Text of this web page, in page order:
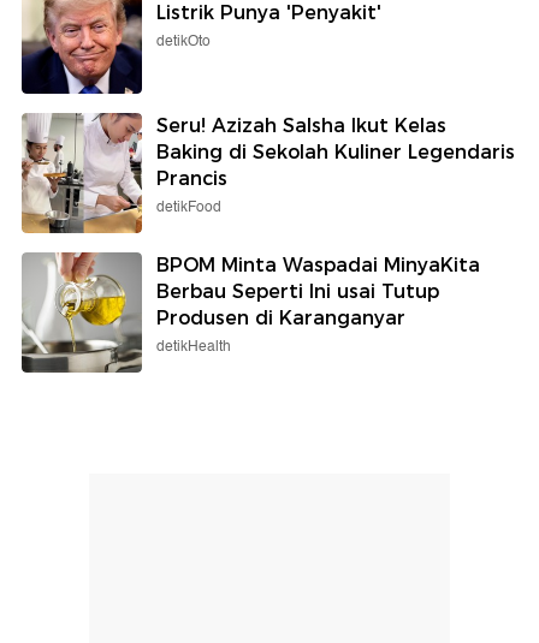
Listrik Punya 'Penyakit'
detikOto
Seru! Azizah Salsha Ikut Kelas
Baking di Sekolah Kuliner Legendaris
Prancis
detikFood
BPOM Minta Waspadai MinyaKita
Berbau Seperti Ini usai Tutup
Produsen di Karanganyar
detikHealth